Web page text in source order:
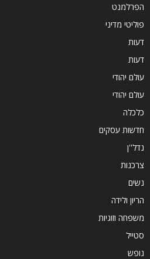
הפרלמנט
פוליטי מדיני
דעות
דעות
עולם יהודי
עולם יהודי
כלכלה
חדשות עסקים
נדל''ן
צרכנות
נשים
הריון ולידה
משפחה וזוגיות
סטייל
נופש